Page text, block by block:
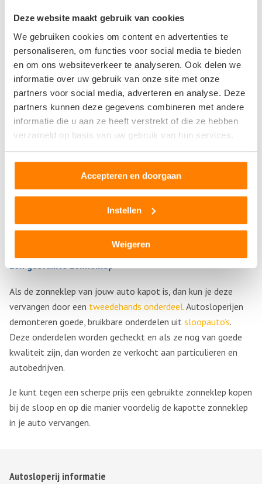
Deze website maakt gebruik van cookies
We gebruiken cookies om content en advertenties te
personaliseren, om functies voor social media te bieden
en om ons websiteverkeer te analyseren. Ook delen we
informatie over uw gebruik van onze site met onze
partners voor social media, adverteren en analyse. Deze
partners kunnen deze gegevens combineren met andere
informatie die u aan ze heeft verstrekt of die ze hebben
verzameld op basis van uw gebruik van hun services.
Accepteren en doorgaan
Instellen
Weigeren
korte termijn te vervangen door een goed werkend exemplaar.
Het is niet noodzakelijk om een nieuwe zonneklep te kopen.
In de meeste gevallen kun je hiervoor prima bij een sloperij
terecht.
Een gebruikte zonneklep
Als de zonneklep van jouw auto kapot is, dan kun je deze
vervangen door een tweedehands onderdeel. Autosloperijen
demonteren goede, bruikbare onderdelen uit sloopauto’s.
Deze onderdelen worden gecheckt en als ze nog van goede
kwaliteit zijn, dan worden ze verkocht aan particulieren en
autobedrijven.
Je kunt tegen een scherpe prijs een gebruikte zonneklep kopen
bij de sloop en op die manier voordelig de kapotte zonneklep
in je auto vervangen.
Autosloperij informatie